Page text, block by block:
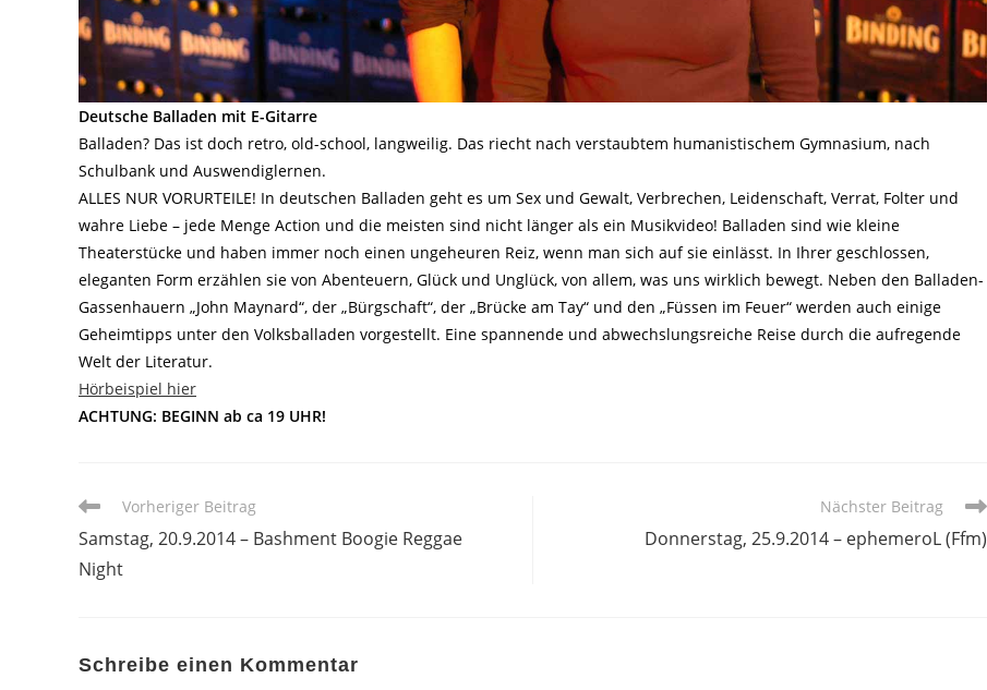
Deutsche Balladen mit E-Gitarre
Balladen? Das ist doch retro, old-school, langweilig. Das riecht nach verstaubtem humanistischem Gymnasium, nach
Schulbank und Auswendiglernen.
ALLES NUR VORURTEILE! In deutschen Balladen geht es um Sex und Gewalt, Verbrechen, Leidenschaft, Verrat, Folter und
wahre Liebe – jede Menge Action und die meisten sind nicht länger als ein Musikvideo! Balladen sind wie kleine
Theaterstücke und haben immer noch einen ungeheuren Reiz, wenn man sich auf sie einlässt. In Ihrer geschlossen,
eleganten Form erzählen sie von Abenteuern, Glück und Unglück, von allem, was uns wirklich bewegt. Neben den Balladen-
Gassenhauern „John Maynard“, der „Bürgschaft“, der „Brücke am Tay“ und den „Füssen im Feuer“ werden auch einige
Geheimtipps unter den Volksballaden vorgestellt. Eine spannende und abwechslungsreiche Reise durch die aufregende
Welt der Literatur.
Hörbeispiel hier
ACHTUNG: BEGINN ab ca 19 UHR!
Weitere
ansehen
Vorheriger Beitrag
Samstag, 20.9.2014 – Bashment Boogie Reggae
Night
Nächster Beitrag
Donnerstag, 25.9.2014 – ephemeroL (Ffm)
Schreibe einen Kommentar